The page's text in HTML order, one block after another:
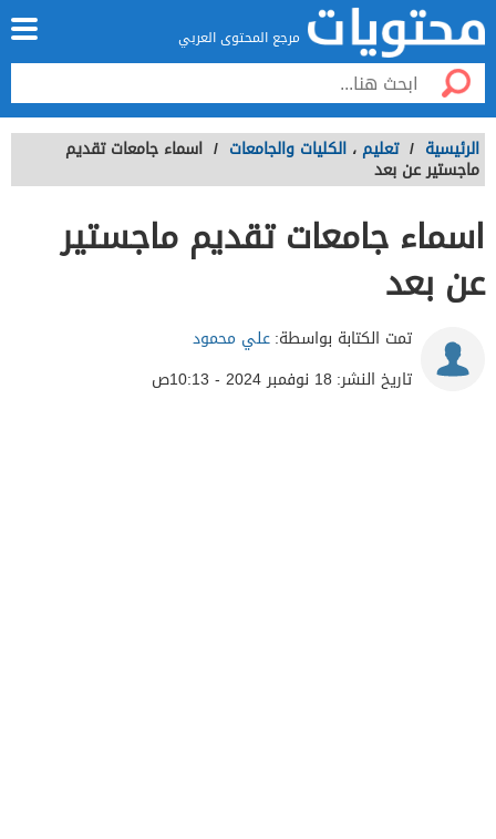
مرجع المحتوى العربي
الرئيسية / تعليم ، الكليات والجامعات / اسماء جامعات تقديم
ماجستير عن بعد
اسماء جامعات تقديم ماجستير
عن بعد
تمت الكتابة بواسطة:علي محمود
تاريخ النشر: 18 نوفمبر 2024 - 10:13ص